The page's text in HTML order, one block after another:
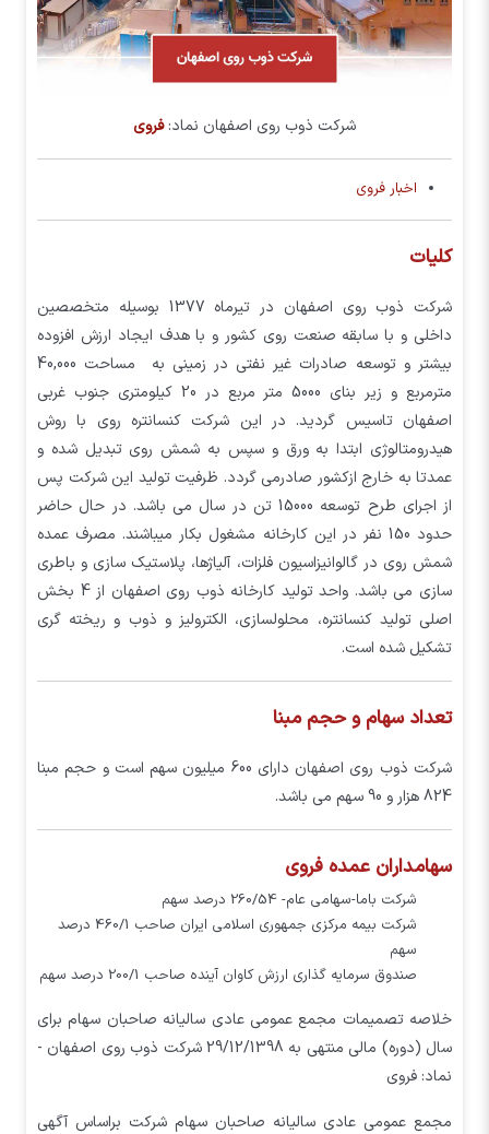
شرکت ذوب روی اصفهان نماد:فروی
اخبار فروی
کلیات
شرکت ذوب روی اصفهان در تیرماه 1377 بوسیله متخصصین
داخلی و با سابقه صنعت روی کشور و با هدف ایجاد ارزش افزوده
بیشتر و توسعه صادرات غیر نفتی در زمینی به مساحت 40,000
مترمربع و زیر بنای 5000 متر مربع در 20 کیلومتری جنوب غربی
اصفهان تاسیس گردید. در این شرکت کنسانتره روی با روش
هیدرومتالوژی ابتدا به ورق و سپس به شمش روی تبدیل شده و
عمدتا به خارج ازکشور صادرمی گردد. ظرفیت تولید این شرکت پس
از اجرای طرح توسعه 15000 تن در سال می باشد. در حال حاضر
حدود 150 نفر در این کارخانه مشغول بکار میباشند. مصرف عمده
شمش روی در گالوانیزاسیون فلزات، آلیاژها، پلاستیک سازی و باطری
سازی می باشد. واحد توليد كارخانه ذوب روی اصفهان از 4 بخش
اصلي تولید کنسانتره، محلولسازي، الكتروليز و ذوب و ريخته گري
تشكيل شده است.
تعداد سهام و حجم مبنا
شرکت ذوب روی اصفهان دارای 600 میلیون سهم است و حجم مبنا
824 هزار و 90 سهم می باشد.
سهامداران عمده فروی
شركت باما-سهامي عام- 260/54 درصد سهم
شركت بيمه مركزي جمهوري اسلامي ايران صاحب 460/1 درصد
سهم
صندوق سرمايه گذاري ارزش كاوان آينده صاحب 200/1 درصد سهم
خلاصه تصمیمات مجمع عمومی عادی سالیانه صاحبان سهام برای
سال (دوره) مالی منتهی به 29/12/1398 شرکت ذوب روي اصفهان -
نماد: فروي
مجمع عمومی عادی سالیانه صاحبان سهام شرکت براساس آگهی